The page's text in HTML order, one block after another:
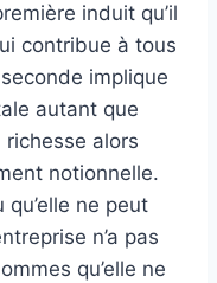
induit qu’il
contribue à tous
implique
autant que
richesse alors
notionnelle.
ne peut
n’a pas
qu’elle ne